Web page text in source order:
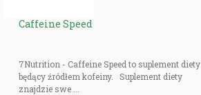
Caffeine Speed
7Nutrition - Caffeine Speed to suplement diety
będący źródłem kofeiny. Suplement diety
znajdzie swe ...